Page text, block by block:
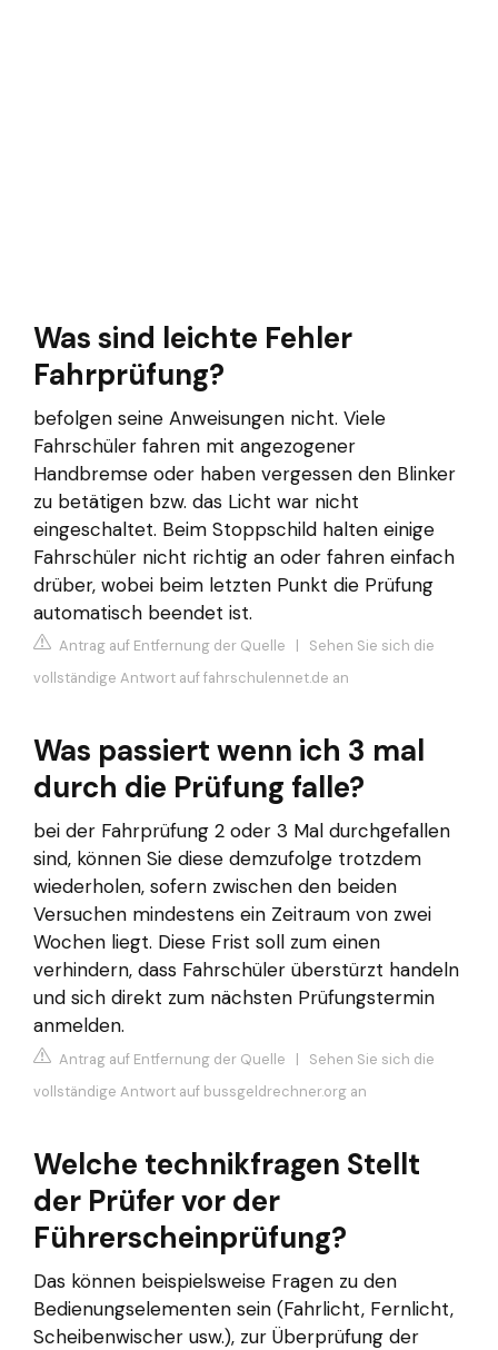
Was sind leichte Fehler
Fahrprüfung?
befolgen seine Anweisungen nicht. Viele
Fahrschüler fahren mit angezogener
Handbremse oder haben vergessen den Blinker
zu betätigen bzw. das Licht war nicht
eingeschaltet. Beim Stoppschild halten einige
Fahrschüler nicht richtig an oder fahren einfach
drüber, wobei beim letzten Punkt die Prüfung
automatisch beendet ist.
Antrag auf Entfernung der Quelle | Sehen Sie sich die
vollständige Antwort auf fahrschulennet.de an
Was passiert wenn ich 3 mal
durch die Prüfung falle?
bei der Fahrprüfung 2 oder 3 Mal durchgefallen
sind, können Sie diese demzufolge trotzdem
wiederholen, sofern zwischen den beiden
Versuchen mindestens ein Zeitraum von zwei
Wochen liegt. Diese Frist soll zum einen
verhindern, dass Fahrschüler überstürzt handeln
und sich direkt zum nächsten Prüfungstermin
anmelden.
Antrag auf Entfernung der Quelle | Sehen Sie sich die
vollständige Antwort auf bussgeldrechner.org an
Welche technikfragen Stellt
der Prüfer vor der
Führerscheinprüfung?
Das können beispielsweise Fragen zu den
Bedienungselementen sein (Fahrlicht, Fernlicht,
Scheibenwischer usw.), zur Überprüfung der